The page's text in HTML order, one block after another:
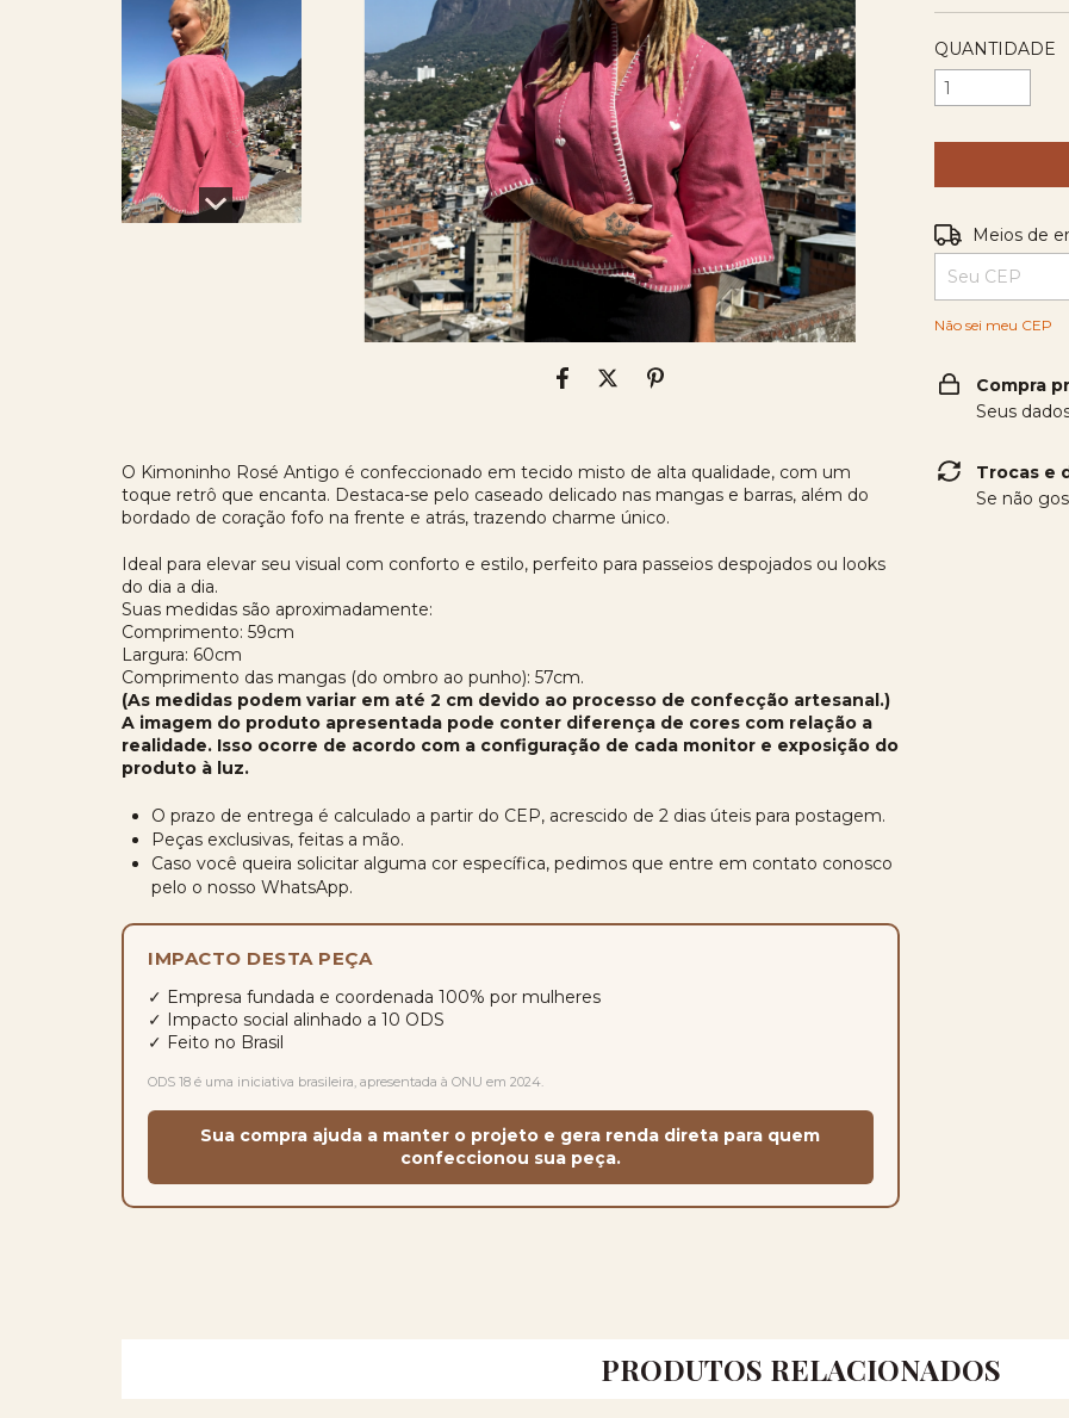
O Kimoninho Rosé Antigo é confeccionado em tecido misto de alta qualidade, com um
toque retrô que encanta. Destaca-se pelo caseado delicado nas mangas e barras, além do
bordado de coração fofo na frente e atrás, trazendo charme único.
Ideal para elevar seu visual com conforto e estilo, perfeito para passeios despojados ou looks
do dia a dia.
Suas medidas são aproximadamente:
Comprimento: 59cm
Largura: 60cm
Comprimento das mangas (do ombro ao punho): 57cm.
(As medidas podem variar em até 2 cm devido ao processo de confecção artesanal.)
A imagem do produto apresentada pode conter diferença de cores com relação a
realidade. Isso ocorre de acordo com a configuração de cada monitor e exposição do
produto à luz.
O prazo de entrega é calculado a partir do CEP, acrescido de 2 dias úteis para postagem.
Peças exclusivas, feitas a mão.
Caso você queira solicitar alguma cor específica, pedimos que entre em contato conosco
pelo o nosso WhatsApp.
IMPACTO DESTA PEÇA
✓ Empresa fundada e coordenada 100% por mulheres
✓ Impacto social alinhado a 10 ODS
✓ Feito no Brasil
ODS 18 é uma iniciativa brasileira, apresentada à ONU em 2024.
Sua compra ajuda a manter o projeto e gera renda direta para quem
confeccionou sua peça.
QUANTIDADE
Entregas para o
Meios de
Não sei meu CEP
Compra
Seus
Trocas e
Se não
PRODUTOS RELACIONADOS